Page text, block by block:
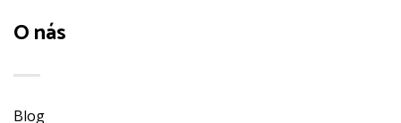
O nás
Blog